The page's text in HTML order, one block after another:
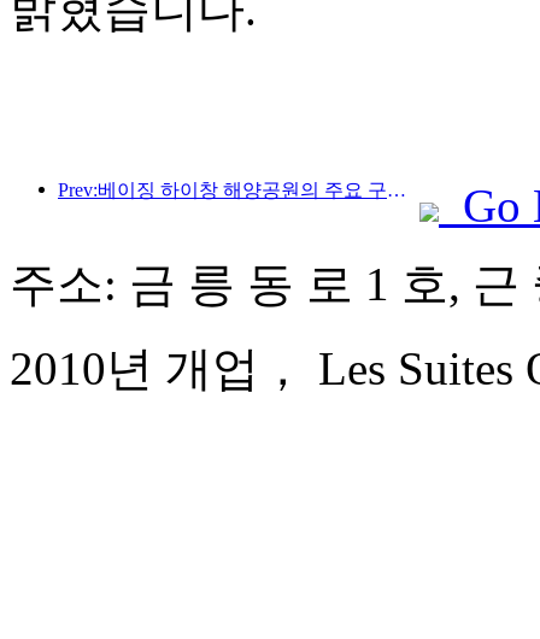
Prev:베이징 하이창 해양공원의 주요 구조물은 연내 상량될 예정이며, 완공 및 개장은 2027년으로 예상됩니다.
Go
주소: 금 릉 동 로 1 호, 근
2010년 개업， Les Suites